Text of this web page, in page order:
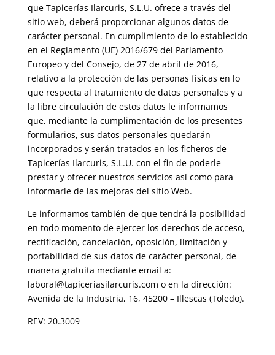
que Tapicerías Ilarcuris, S.L.U. ofrece a través del
sitio web, deberá proporcionar algunos datos de
carácter personal. En cumplimiento de lo establecido
en el Reglamento (UE) 2016/679 del Parlamento
Europeo y del Consejo, de 27 de abril de 2016,
relativo a la protección de las personas físicas en lo
que respecta al tratamiento de datos personales y a
la libre circulación de estos datos le informamos
que, mediante la cumplimentación de los presentes
formularios, sus datos personales quedarán
incorporados y serán tratados en los ficheros de
Tapicerías Ilarcuris, S.L.U. con el fin de poderle
prestar y ofrecer nuestros servicios así como para
informarle de las mejoras del sitio Web.
Le informamos también de que tendrá la posibilidad
en todo momento de ejercer los derechos de acceso,
rectificación, cancelación, oposición, limitación y
portabilidad de sus datos de carácter personal, de
manera gratuita mediante email a:
laboral@tapiceriasilarcuris.com o en la dirección:
Avenida de la Industria, 16, 45200 – Illescas (Toledo).
REV: 20.3009